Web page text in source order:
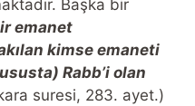
Başka bir
emanet
kimse emaneti
Rabb’i olan
suresi, 283. ayet.)